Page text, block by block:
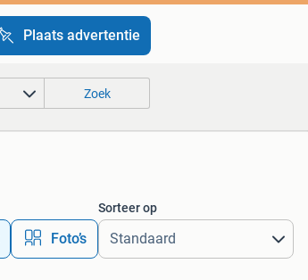
Plaats advertentie
Zoek
Foto’s
Sorteer op